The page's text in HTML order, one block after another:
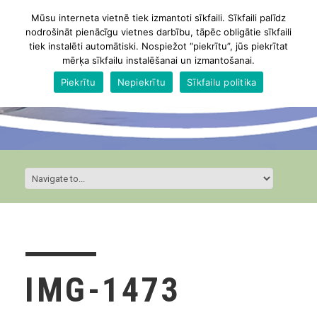
IMG-1473
Mūsu interneta vietnē tiek izmantoti sīkfaili. Sīkfaili palīdz
nodrošināt pienācīgu vietnes darbību, tāpēc obligātie sīkfaili
tiek instalēti automātiski. Nospiežot “piekrītu”, jūs piekrītat
mērķa sīkfailu instalēšanai un izmantošanai.
Piekrītu
Nepiekrītu Sīkfailu politika